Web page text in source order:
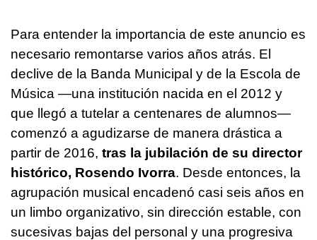
Para entender la importancia de este anuncio es
necesario remontarse varios años atrás. El
declive de la Banda Municipal y de la Escola de
Música —una institución nacida en el 2012 y
que llegó a tutelar a centenares de alumnos—
comenzó a agudizarse de manera drástica a
partir de 2016, tras la jubilación de su director
histórico, Rosendo Ivorra. Desde entonces, la
agrupación musical encadenó casi seis años en
un limbo organizativo, sin dirección estable, con
sucesivas bajas del personal y una progresiva